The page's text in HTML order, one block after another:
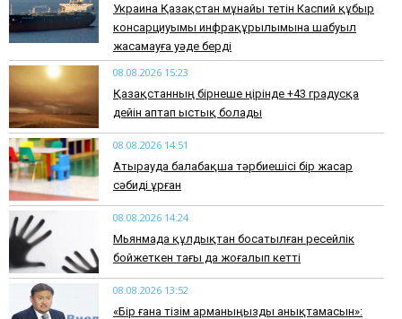
Украина Қазақстан мұнайы өтетін Каспий құбыр
консарциуымы инфрақұрылымына шабуыл
жасамауға уәде берді
08.08.2026 15:23
Қазақстанның бірнеше өңірінде +43 градусқа
дейін аптап ыстық болады
08.08.2026 14:51
Атырауда балабақша тәрбиешісі бір жасар
сәбиді ұрған
08.08.2026 14:24
Мьянмада құлдықтан босатылған ресейлік
бойжеткен тағы да жоғалып кетті
08.08.2026 13:52
«Бір ғана тізім арманыңызды анықтамасын»: